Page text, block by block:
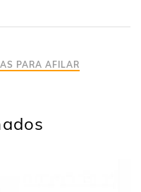
PARA AFILAR